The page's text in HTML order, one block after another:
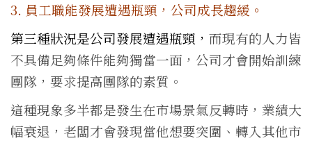
3. 員工職能發展遭遇瓶頸，公司成長趨緩。
第三種狀況是公司發展遭遇瓶頸， 而現有的人力皆
不具備足夠條件能夠獨當一面，公司才會開始訓練
團隊，要求提高團隊的素質。
這種現象多半都是發生在市場景氣反轉時，業績大
幅衰退，老闆才會發現當他想要突圍、轉入其他市